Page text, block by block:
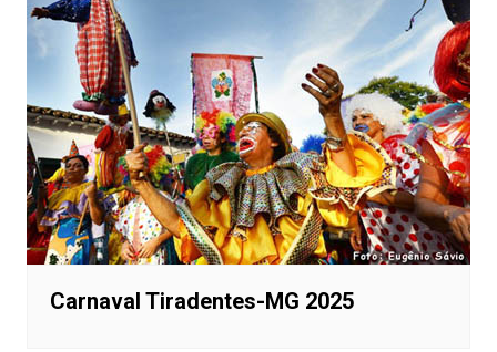
Carnaval Tiradentes-MG 2025